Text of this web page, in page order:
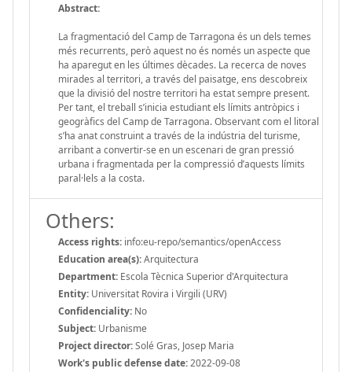
Abstract:
La fragmentació del Camp de Tarragona és un dels temes
més recurrents, però aquest no és només un aspecte que
ha aparegut en les últimes dècades. La recerca de noves
mirades al territori, a través del paisatge, ens descobreix
que la divisió del nostre territori ha estat sempre present.
Per tant, el treball s’inicia estudiant els límits antròpics i
geogràfics del Camp de Tarragona. Observant com el litoral
s’ha anat construint a través de la indústria del turisme,
arribant a convertir-se en un escenari de gran pressió
urbana i fragmentada per la compressió d’aquests límits
paral·lels a la costa.
Others:
Access rights: info:eu-repo/semantics/openAccess
Education area(s):Arquitectura
Department: Escola Tècnica Superior d'Arquitectura
Entity: Universitat Rovira i Virgili (URV)
Confidenciality: No
Subject: Urbanisme
Project director:Solé Gras, Josep Maria
Work's public defense date:2022-09-08